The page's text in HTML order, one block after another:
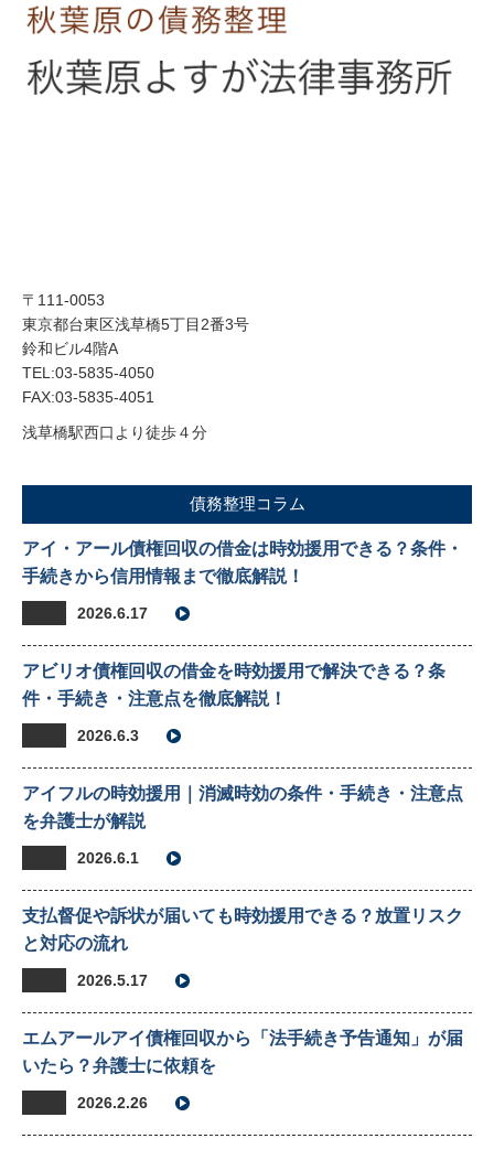
〒111-0053
東京都台東区浅草橋5丁目2番3号
鈴和ビル4階A
TEL:03-5835-4050
FAX:03-5835-4051
浅草橋駅西口より徒歩４分
債務整理コラム
アイ・アール債権回収の借金は時効援用できる？条件・
手続きから信用情報まで徹底解説！
2026.6.17
アビリオ債権回収の借金を時効援用で解決できる？条
件・手続き・注意点を徹底解説！
2026.6.3
アイフルの時効援用｜消滅時効の条件・手続き・注意点
を弁護士が解説
2026.6.1
支払督促や訴状が届いても時効援用できる？放置リスク
と対応の流れ
2026.5.17
エムアールアイ債権回収から「法手続き予告通知」が届
いたら？弁護士に依頼を
2026.2.26